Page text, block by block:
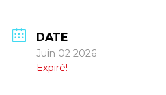
DATE
Juin 02 2026
Expiré!